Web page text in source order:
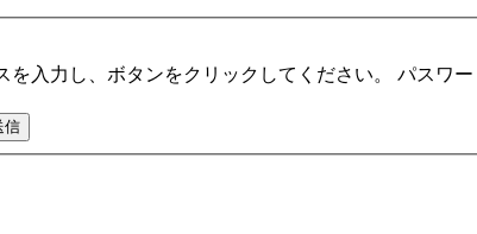
入力し、ボタンをクリックしてください。 パスワ